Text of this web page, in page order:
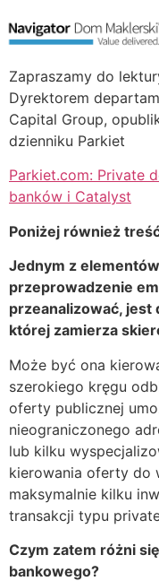
Zapraszamy do
Dyrektorem
Capital Group,
dzienniku Parkiet
Parkiet.com: Private
banków i Catalyst
Poniżej również
Jednym z
przeprowadzenie
przeanalizować, jest
której zamierza
Może być ona
szerokiego kręgu
oferty publicznej
nieograniczonego
lub kilku
kierowania oferty do
maksymalnie kilku
transakcji typu
Czym zatem różni
bankowego?